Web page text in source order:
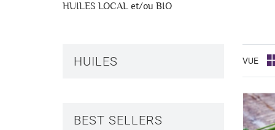
HUILES LOCAL et/ou BIO
HUILES
BEST SELLERS
VUE